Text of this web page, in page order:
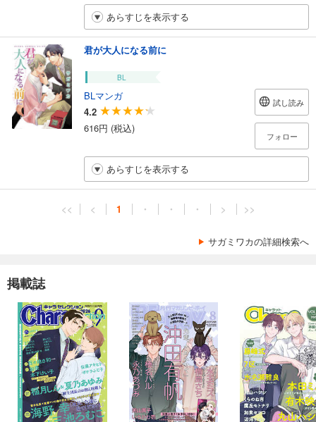
あらすじを表示する
君が大人になる前に
BL
BLマンガ
4.2
616円 (税込)
試し読み
フォロー
あらすじを表示する
<< < 1 ・ ・ ・ > >>
サガミワカの詳細検索へ
掲載誌